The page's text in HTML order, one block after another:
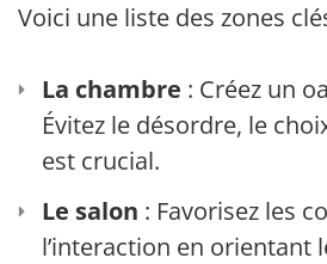
Voici une liste des zones
La chambre : Créez un
Évitez le désordre, le
est crucial.
Le salon : Favorisez les
l’interaction en orientant